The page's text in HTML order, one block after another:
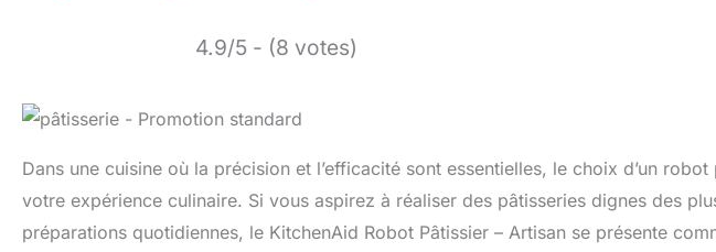
4.9/5 - (8 votes)
Dans une cuisine où la précision et l’efficacité sont essentielles, le choix d’un
votre expérience culinaire. Si vous aspirez à réaliser des pâtisseries dignes des
préparations quotidiennes, le KitchenAid Robot Pâtissier – Artisan se présente